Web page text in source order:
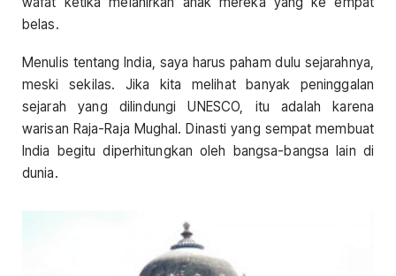
belas.
Menulis tentang India, saya harus paham dulu sejarahnya,
meski sekilas. Jika kita melihat banyak peninggalan
sejarah yang dilindungi UNESCO, itu adalah karena
warisan Raja-Raja Mughal. Dinasti yang sempat membuat
India begitu diperhitungkan oleh bangsa-bangsa lain di
dunia.